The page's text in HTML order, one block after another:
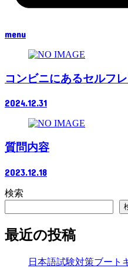
menu
コンビニにあるセルフ
2024.12.31
質問内容
2023.12.18
検索
最近の投稿
日本語試験対策ブー